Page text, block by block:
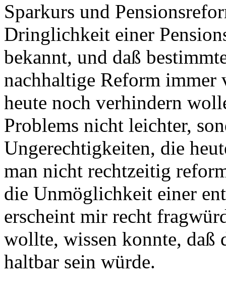
Sparkurs und
Dringlichkeit einer
bekannt, und daß
nachhaltige Reform immer
heute noch verhindern
Problems nicht leichter,
Ungerechtigkeiten, die
man nicht rechtzeitig
die Unmöglichkeit einer
erscheint mir recht
wollte, wissen konnte, daß
haltbar sein würde.